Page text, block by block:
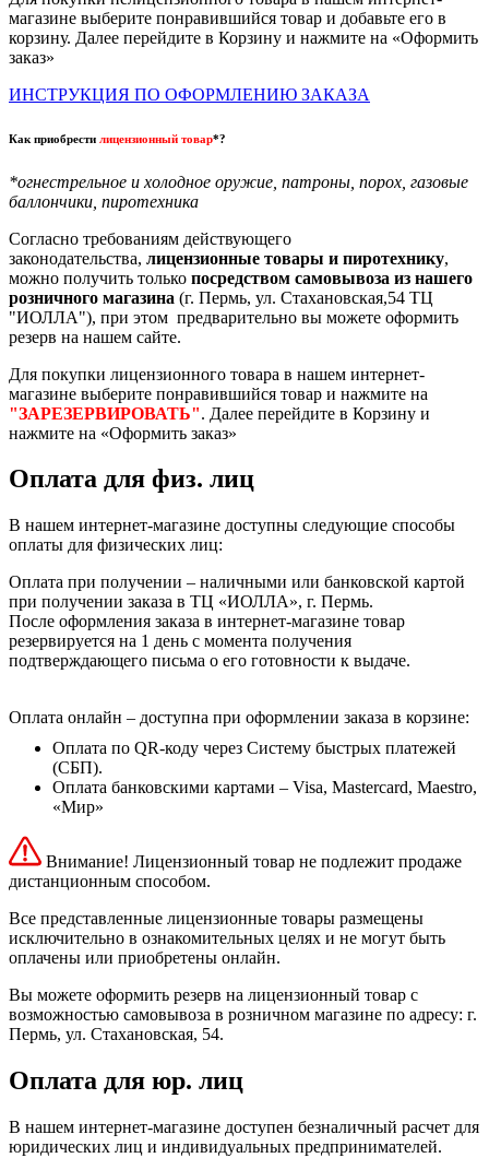
магазине выберите понравившийся товар и добавьте его в
корзину. Далее перейдите в Корзину и нажмите на «Оформить
заказ»
ИНСТРУКЦИЯ ПО ОФОРМЛЕНИЮ ЗАКАЗА
Как приобрести лицензионный товар*?
*огнестрельное и холодное оружие, патроны, порох, газовые
баллончики, пиротехника
Согласно требованиям действующего
законодательства, лицензионные товары и пиротехнику,
можно получить только посредством самовывоза из нашего
розничного магазина (г. Пермь, ул. Стахановская,54 ТЦ
"ИОЛЛА"), при этом предварительно вы можете оформить
резерв на нашем сайте.
Для покупки лицензионного товара в нашем интернет-
магазине выберите понравившийся товар и нажмите на
"ЗАРЕЗЕРВИРОВАТЬ". Далее перейдите в Корзину и
нажмите на «Оформить заказ»
Оплата для физ. лиц
В нашем интернет-магазине доступны следующие способы
оплаты для физических лиц:
Оплата при получении – наличными или банковской картой
при получении заказа в ТЦ «ИОЛЛА», г. Пермь.
После оформления заказа в интернет-магазине товар
резервируется на 1 день с момента получения
подтверждающего письма о его готовности к выдаче.
Оплата онлайн – доступна при оформлении заказа в корзине:
Оплата по QR-коду через Систему быстрых платежей
(СБП).
Оплата банковскими картами – Visa, Mastercard, Maestro,
«Мир»
Внимание! Лицензионный товар не подлежит продаже
дистанционным способом.
Все представленные лицензионные товары размещены
исключительно в ознакомительных целях и не могут быть
оплачены или приобретены онлайн.
Вы можете оформить резерв на лицензионный товар с
возможностью самовывоза в розничном магазине по адресу: г.
Пермь, ул. Стахановская, 54.
Оплата для юр. лиц
В нашем интернет-магазине доступен безналичный расчет для
юридических лиц и индивидуальных предпринимателей.